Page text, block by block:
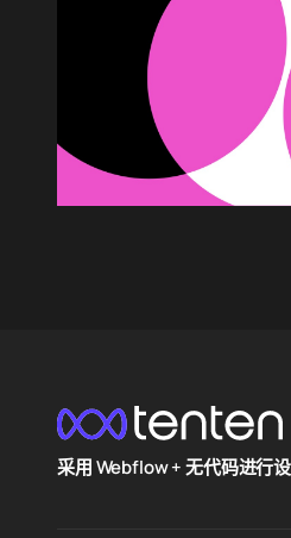
采用 Webflow + 无代码进行